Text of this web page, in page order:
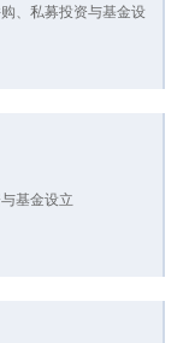
、私募投资与基金设
基金设立